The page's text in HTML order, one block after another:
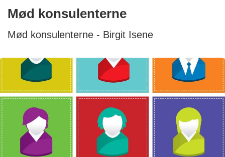
Mød konsulenterne
Mød konsulenterne - Birgit Isene